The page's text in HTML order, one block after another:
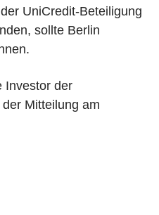
UniCredit-Beteiligung
sollte Berlin
Investor der
Mitteilung am